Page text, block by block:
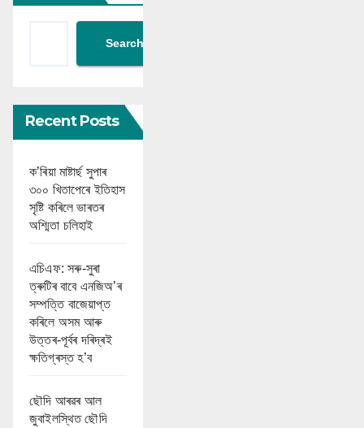
Search
Recent Posts
ক’ৰিয়া মাষ্টাৰ্ছ সুপাৰ
৩০০ খিতাপেৰে ইতিহাস
সৃষ্টি কৰিলে ভাৰতৰ
অশ্মিতা চলিহাই
এচিএফ: সৰু-সুৰা
ত্ৰুটিৰ বাবে এনজিঅ’ৰ
সম্পত্তি বাজেয়াপ্ত
কৰিলে অসম আৰু
উত্তৰ-পূৰ্বৰ দৰিদ্ৰই
ক্ষতিগ্ৰস্ত হ’ব
ছৌদি আৰৱৰ আল
জুবাইলস্থিত ছৌদি